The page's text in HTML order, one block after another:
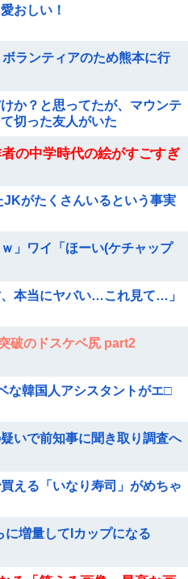
おしい！
ランティアのため熊本に行
か？と思ってたが、マウンテ
切った友人がいた
の中学時代の絵がすごすぎ
JKがたくさんいるという事実
」ワイ「ほーい(ケチャップ
、本当にヤバい…これ見て…」
破のドスケベ尻 part2
な韓国人アシスタントがエ□
いで前知事に聞き取り調査へ
える「いなり寿司」がめちゃ
に増量してIカップになる